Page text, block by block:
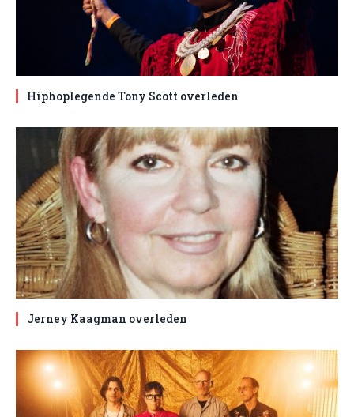
Hiphoplegende Tony Scott overleden
Jerney Kaagman overleden